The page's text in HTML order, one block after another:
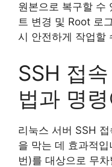
원본으로 복구할 수
트 변경 및 Root 로
시 안전하게 작업할
SSH 접
법과 명령
리눅스 서버 SSH
을 막는 데 효과적
번)를 대상으로 무